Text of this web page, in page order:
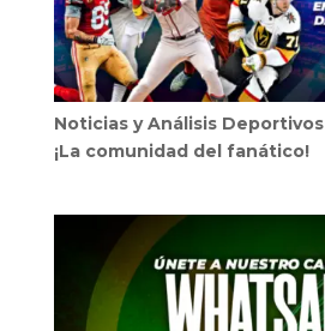
Noticias y Análisis Deportivos
¡La comunidad del fanático!